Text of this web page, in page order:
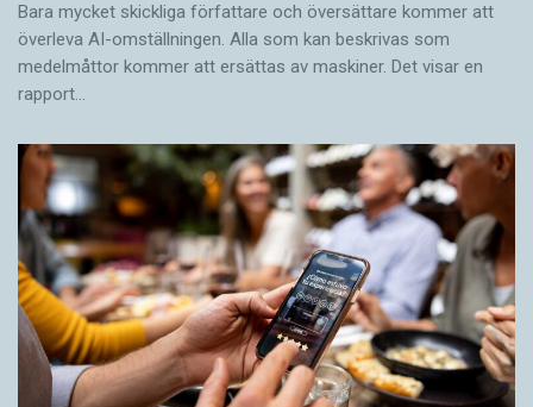
Bara mycket skickliga författare och översättare ­kommer att
överleva AI-omställningen. Alla som kan beskrivas som
medelmåttor kommer att ersättas av maskiner. Det visar en
rapport…